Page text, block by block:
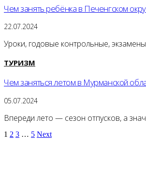
Чем занять ребёнка в Печенгском
22.07.2024
Уроки, годовые контрольные,
ТУРИЗМ
Чем заняться летом в Мурманской
05.07.2024
Впереди лето — сезон отпусков, а
1 2 3 … 5 Next